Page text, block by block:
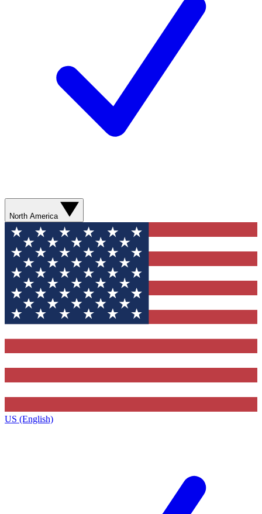
North America
US (English)